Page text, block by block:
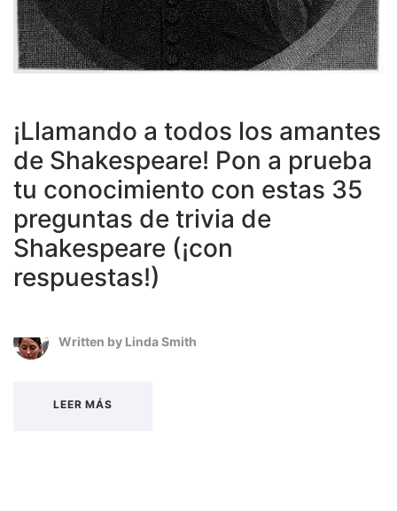
¡Llamando a todos los amantes
de Shakespeare! Pon a prueba
tu conocimiento con estas 35
preguntas de trivia de
Shakespeare (¡con
respuestas!)
Written by Linda Smith
LEER MÁS